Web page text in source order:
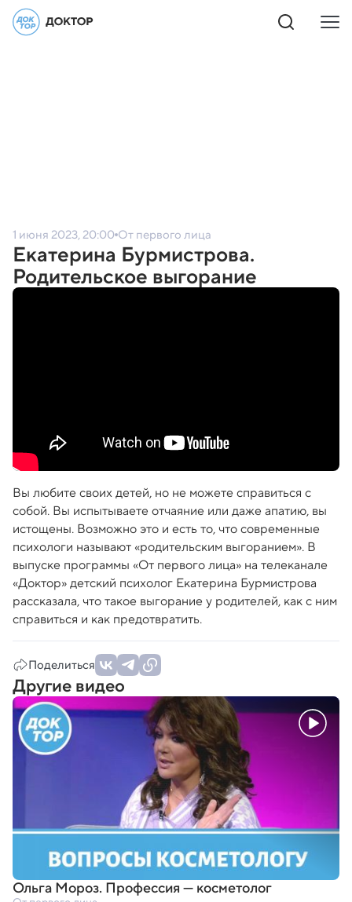
1 июня 2023, 20:00 От первого лица
Екатерина Бурмистрова.
Родительское выгорание
Вы любите своих детей, но не можете справиться с
собой. Вы испытываете отчаяние или даже апатию, вы
истощены. Возможно это и есть то, что современные
психологи называют «родительским выгоранием». В
выпуске программы «От первого лица» на телеканале
«Доктор» детский психолог Екатерина Бурмистрова
рассказала, что такое выгорание у родителей, как с ним
справиться и как предотвратить.
Поделиться
Другие видео
Ольга Мороз. Профессия — косметолог